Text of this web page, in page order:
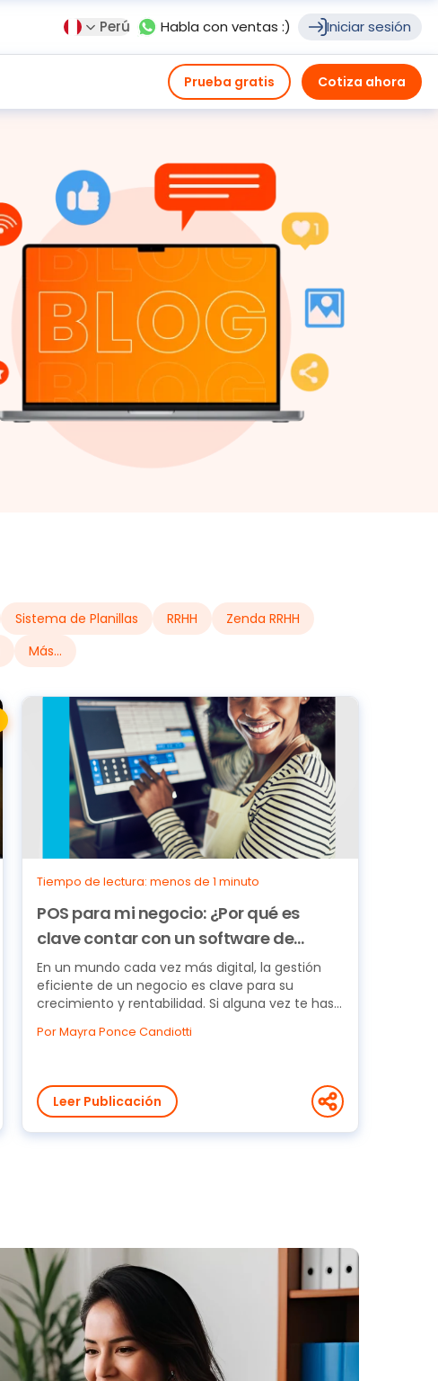
Perú Habla con ventas :) Iniciar sesión
Prueba gratis Cotiza ahora
Sistema de Planillas RRHH
Zenda RRHH
Más...
Tiempo de lectura: menos de 1 minuto
POS para mi negocio: ¿Por qué es
clave contar con un software de
punto de venta?
En un mundo cada vez más digital, la gestión
eficiente de un negocio es clave para su
crecimiento y rentabilidad. Si alguna vez te has
Por Mayra Ponce Candiotti
Leer Publicación